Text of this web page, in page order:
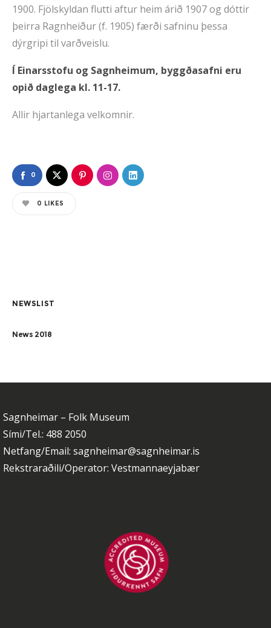
1900. Fjölskyldan flutti aftur heim árið 1907 og dóttir
þeirra Ragnheiður (f. 1905) færði safninu þessa
dýrgripi til varðveislu.
Í Einarsstofu og Sagnheimum, byggðasafni eru
opið daglega kl. 11-17.
Allir hjartanlega velkomnir.
0
0 LIKES
NEWSLIST
News 2018
Sagnheimar – Folk Museum
Sími/Tel.: 488 2050
Netfang/Email: sagnheimar@sagnheimar.is
Rekstraraðili/Operator: Vestmannaeyjabær